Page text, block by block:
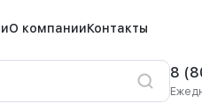
О компанииКонтакты
8